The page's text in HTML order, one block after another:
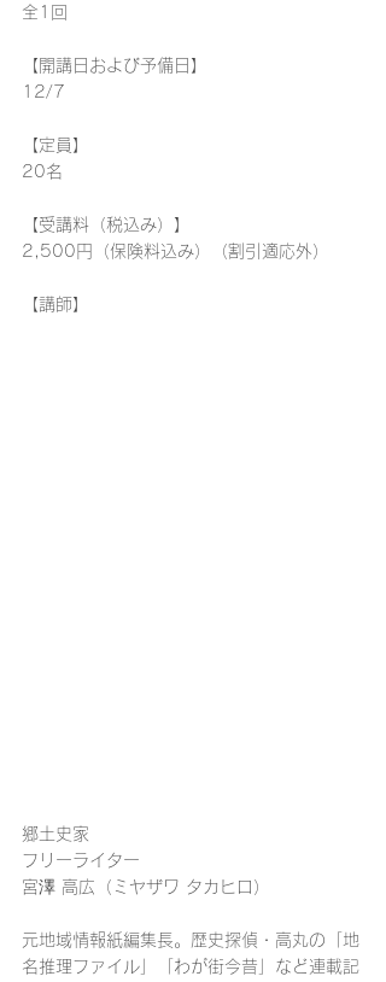
全1回
【開講日および予備日】
12/7
【定員】
20名
【受講料（税込み）】
2,500円（保険料込み）（割引適応外）
【講師】
郷土史家
フリーライター
宮澤 高広（ミヤザワ タカヒロ）
元地域情報紙編集長。歴史探偵・高丸の「地
名推理ファイル」「わが街今昔」など連載記